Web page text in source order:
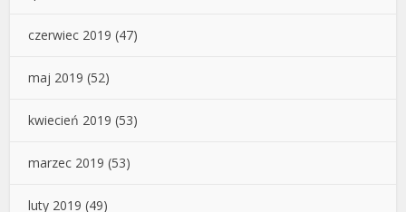
czerwiec 2019 (47)
maj 2019 (52)
kwiecień 2019 (53)
marzec 2019 (53)
luty 2019 (49)